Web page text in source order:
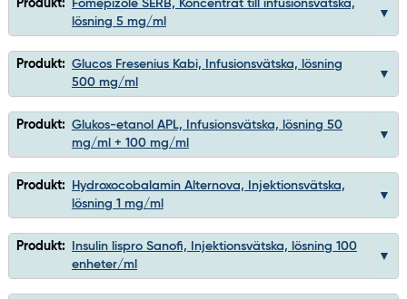
Produkt:
Fomepizole SERB, Koncentrat till infusionsvätska,
lösning 5 mg/ml
Produkt: Glucos Fresenius Kabi, Infusionsvätska, lösning
500 mg/ml
Produkt: Glukos-etanol APL, Infusionsvätska, lösning 50
mg/ml + 100 mg/ml
Produkt:
Hydroxocobalamin Alternova, Injektionsvätska,
lösning 1 mg/ml
Produkt:
Insulin lispro Sanofi, Injektionsvätska, lösning 100
enheter/ml